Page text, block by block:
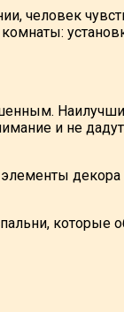
человек
и не
которые